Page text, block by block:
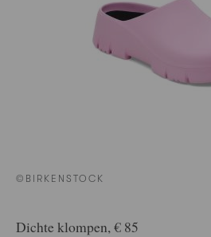
©BIRKENSTOCK
Dichte klompen, € 85